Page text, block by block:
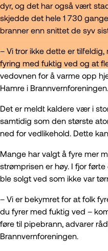
dyr, og det har også vært
skjedde det hele 1 730
branner enn snittet de syv
– Vi tror ikke dette er
fyring med fuktig ved og at
vedovnen for å varme opp
Hamre i Brannvernforeningen.
Det er meldt kaldere vær i
samtidig som den største
ned for vedlikehold. Dette
Mange har valgt å fyre mer
strømprisen er høy. I fjor
ble solgt ved som ikke var
– Vi er bekymret for at folk
du fyrer med fuktig ved –
føre til pipebrann, advarer
Brannvernforeningen.